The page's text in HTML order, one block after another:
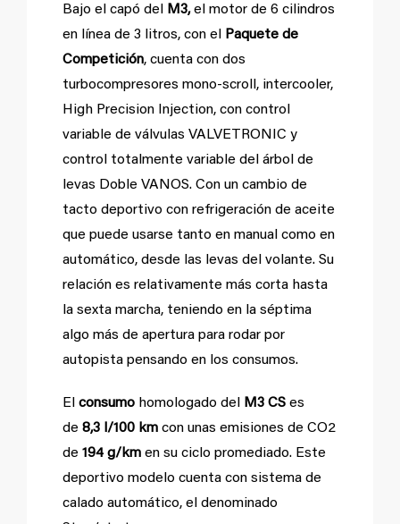
Bajo el capó del M3,el motor de 6 cilindros
en línea de 3 litros, con el
Paquete de
Competición, cuenta con dos
turbocompresores mono-scroll, intercooler,
High Precision Injection, con control
variable de válvulas VALVETRONIC y
control totalmente variable del árbol de
levas Doble VANOS. Con un cambio de
tacto deportivo con refrigeración de aceite
que puede usarse tanto en manual como en
automático, desde las levas del volante. Su
relación es relativamente más corta hasta
la sexta marcha, teniendo en la séptima
algo más de apertura para rodar por
autopista pensando en los consumos.
El consumo homologado del M3 CS es
de 8,3 l/100 km con unas emisiones de CO2
de 194 g/km en su ciclo promediado. Este
deportivo modelo cuenta con sistema de
calado automático, el denominado